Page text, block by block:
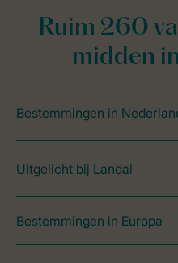
Ruim 260
midden
Bestemmingen in
Uitgelicht bij Landal
Bestemmingen in Europa